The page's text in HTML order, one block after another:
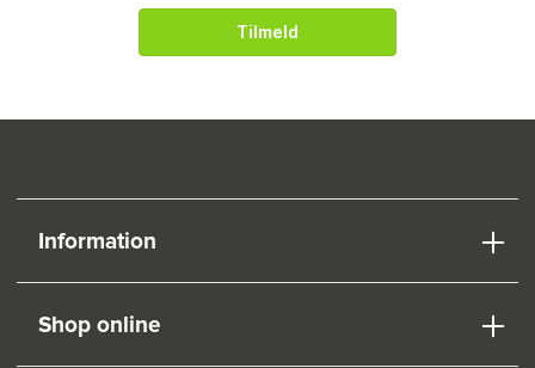
Tilmeld
Information
Shop online